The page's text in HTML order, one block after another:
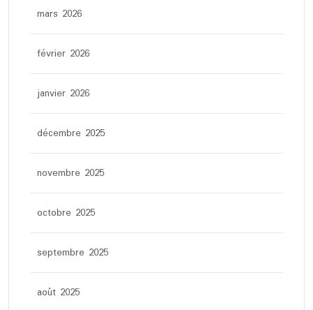
mars 2026
février 2026
janvier 2026
décembre 2025
novembre 2025
octobre 2025
septembre 2025
août 2025